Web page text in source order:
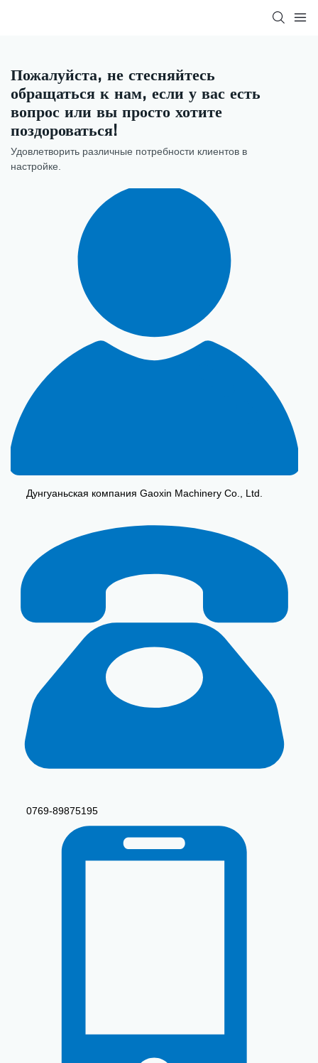
Пожалуйста, не стесняйтесь
обращаться к нам, если у вас есть
вопрос или вы просто хотите
поздороваться!
Удовлетворить различные потребности клиентов в
настройке.
Дунгуаньская компания Gaoxin Machinery Co., Ltd.
0769-89875195